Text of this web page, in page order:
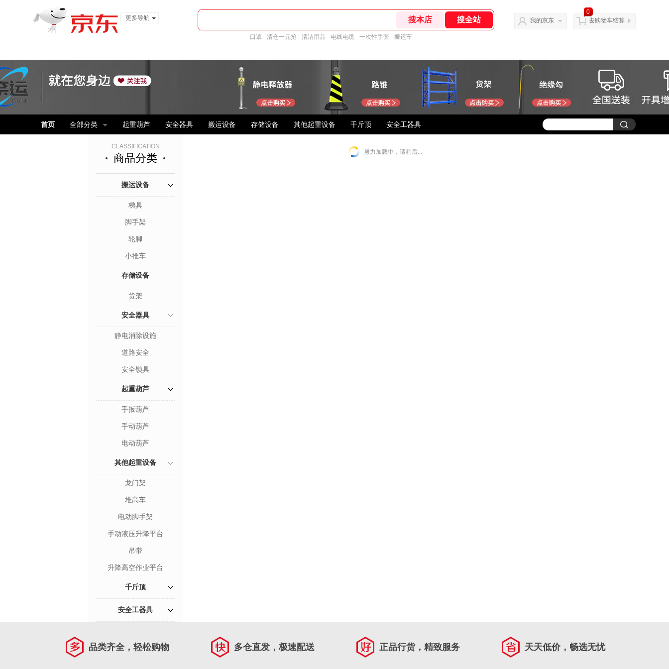
更多导航
口罩 清仓一元抢 清洁用品 电线电缆 一次性手套 搬运车
我的京东
0
去购物车结算
首页 全部分类 起重葫芦 安全器具 搬运设备 存储设备 其他起重设备 千斤顶 安全工器具
CLASSIFICATION
商品分类
搬运设备
梯具
脚手架
轮脚
小推车
存储设备
货架
安全器具
静电消除设施
道路安全
安全锁具
起重葫芦
手扳葫芦
手动葫芦
电动葫芦
其他起重设备
龙门架
堆高车
电动脚手架
手动液压升降平台
吊带
升降高空作业平台
千斤顶
安全工器具
努力加载中，请稍后...
品类齐全，轻松购物 多仓直发，极速配送 正品行货，精致服务 天天低价，畅选无忧